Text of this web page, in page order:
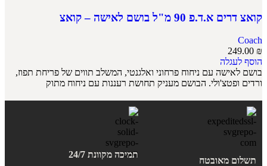
קואצ דרים א.ד.פ 90 מ"ל בושם לאישה – קואצ
Coach
249.00 ₪
הוסף לעגלה
בושם לאישה עם ניחוח פרחוני ואלגנטי, המשלב תווים של פריחת תפוז,
ורדים ופטצ'ולי. הבושם מעניק תחושת רעננות עם ניחוח מתוק
תשלום מאובטח
תמיכה מקוונת 24/7